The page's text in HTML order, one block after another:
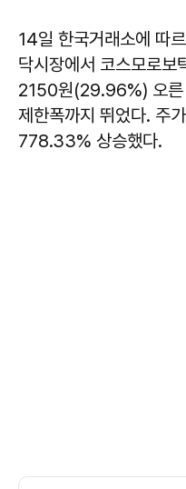
14일 한국거래소에 따
닥시장에서 코스모로보
2150원(29.96%) 오른
제한폭까지 뛰었다. 주
778.33% 상승했다.